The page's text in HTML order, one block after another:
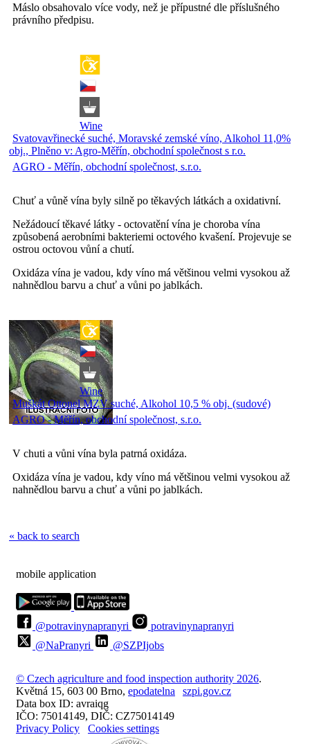
Máslo obsahovalo více vody, než je přípustné dle příslušného
právního předpisu.
Wine
Svatovavřinecké suché, Moravské zemské víno, Alkohol 11,0%
obj., Plněno v: Agro-Měřín, obchodní společnost s r.o.
AGRO - Měřín, obchodní společnost, s.r.o.
Chuť a vůně vína byly silně po těkavých látkách a oxidativní.
Nežádoucí těkavé látky - octovatění vína je choroba vína
způsobená aerobními bakteriemi octového kvašení. Projevuje se
ostrou octovou vůní a chutí.
Oxidáza vína je vadou, kdy víno má většinou velmi vysokou až
nahnědlou barvu a chuť a vůni po jablkách.
Wine
Muškát Ottonel MZV suché, Alkohol 10,5 % obj. (sudové)
AGRO - Měřín, obchodní společnost, s.r.o.
V chuti a vůni vína byla patrná oxidáza.
Oxidáza vína je vadou, kdy víno má většinou velmi vysokou až
nahnědlou barvu a chuť a vůni po jablkách.
« back to search
mobile application
@potravinynapranyri
potravinynapranyri
@NaPranyri
@SZPIjobs
© Czech agriculture and food inspection authority 2026.
Květná 15, 603 00 Brno, epodatelna
szpi.gov.cz
Data box ID: avraiqg
IČO: 75014149, DIČ: CZ75014149
Privacy Policy
Cookies settings